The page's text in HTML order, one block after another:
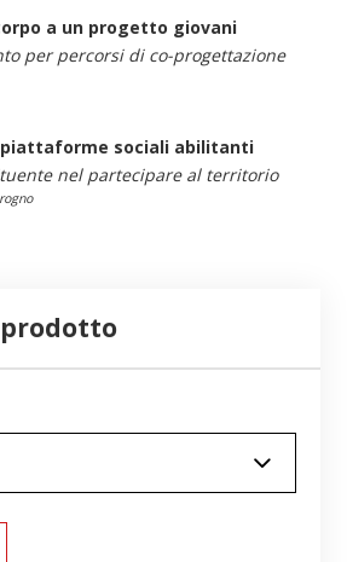
a un progetto giovani
per percorsi di co-progettazione
sociali abilitanti
nel partecipare al territorio